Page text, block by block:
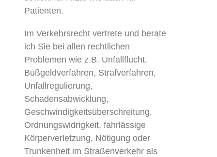
Patienten.
Im Verkehrsrecht vertrete und berate
ich Sie bei allen rechtlichen
Problemen wie z.B. Unfallflucht,
Bußgeldverfahren, Strafverfahren,
Unfallregulierung,
Schadensabwicklung,
Geschwindigkeitsüberschreitung,
Ordnungswidrigkeit, fahrlässige
Körperverletzung, Nötigung oder
Trunkenheit im Straßenverkehr als